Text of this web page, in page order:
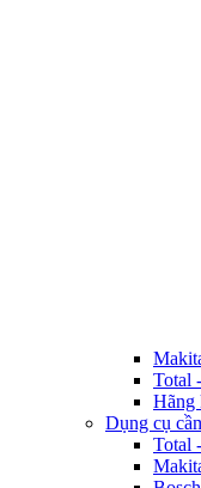
Total
Hãng
Dụng cụ
Total